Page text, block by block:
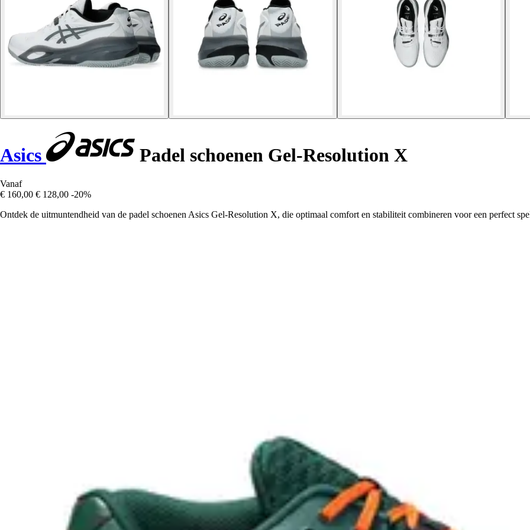
Asics Padel schoenen Gel-Resolution X
Vanaf
€ 160,00 € 128,00 -20%
Ontdek de uitmuntendheid van de padel schoenen Asics Gel-Resolution X, die optimaal comfort en stabiliteit combineren voor een perfect